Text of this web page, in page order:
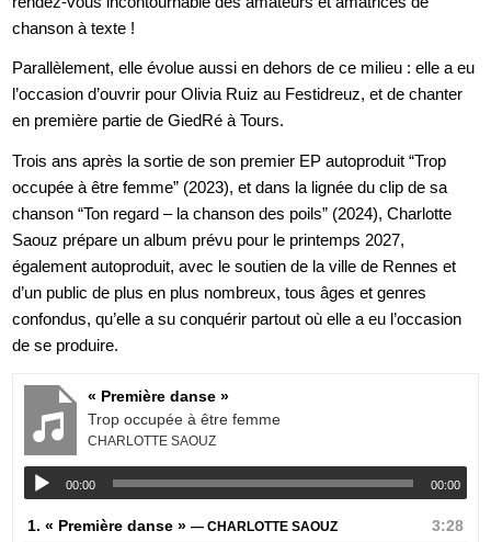
chanson à texte !
Parallèlement, elle évolue aussi en dehors de ce milieu : elle a eu
l’occasion d’ouvrir pour Olivia Ruiz au Festidreuz, et de chanter
en première partie de GiedRé à Tours.
Trois ans après la sortie de son premier EP autoproduit “Trop
occupée à être femme” (2023), et dans la lignée du clip de sa
chanson “Ton regard – la chanson des poils” (2024), Charlotte
Saouz prépare un album prévu pour le printemps 2027,
également autoproduit, avec le soutien de la ville de Rennes et
d’un public de plus en plus nombreux, tous âges et genres
confondus, qu’elle a su conquérir partout où elle a eu l’occasion
de se produire.
« Première danse »
Trop occupée à être femme
CHARLOTTE SAOUZ
00:00 00:00
1.« Première danse »— CHARLOTTE SAOUZ
3:28